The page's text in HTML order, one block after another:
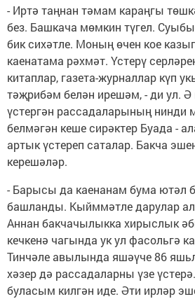
- Иртә таңнан тәмам караңгы
без. Башкача мөмкин түгел.
бик сихәтле. Моның өчен кое
каенатама рәхмәт. Үстерү
китаплар, газета-журналлар күп
тәҗрибәм белән ирешәм, - ди ул.
үстергән рассадаларының нинди
белмәгән кеше сирәктер Буада -
артык үстереп саталар. Бакча
керешәләр.
- Барысы да каенанам бума ютәл
башланды. Кыйммәтле дарулар
Аннан бакчачылыкка хирыслык
кечкенә чагында ук ул фасольгә
Тинчәле авылында яшәүче 86
хәзер дә рассадаларны үзе
буласым килгән иде. Әти ирләр